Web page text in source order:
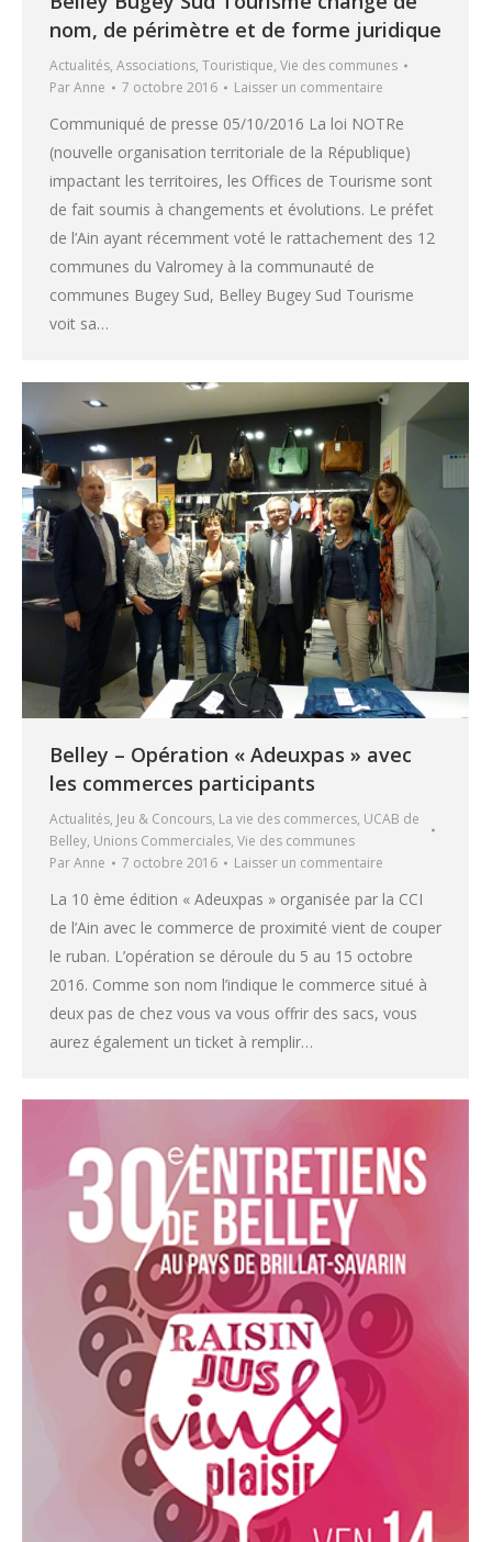
nom, de périmètre et de forme juridique
Actualités, Associations, Touristique, Vie des communes
ParAnne 7 octobre 2016 Laisser un commentaire
Communiqué de presse 05/10/2016 La loi NOTRe
(nouvelle organisation territoriale de la République)
impactant les territoires, les Offices de Tourisme sont
de fait soumis à changements et évolutions. Le préfet
de l’Ain ayant récemment voté le rattachement des 12
communes du Valromey à la communauté de
communes Bugey Sud, Belley Bugey Sud Tourisme
voit sa…
Belley – Opération « Adeuxpas » avec
les commerces participants
Actualités, Jeu & Concours, La vie des commerces, UCAB de
Belley, Unions Commerciales, Vie des communes
ParAnne 7 octobre 2016 Laisser un commentaire
La 10 ème édition « Adeuxpas » organisée par la CCI
de l’Ain avec le commerce de proximité vient de couper
le ruban. L’opération se déroule du 5 au 15 octobre
2016. Comme son nom l’indique le commerce situé à
deux pas de chez vous va vous offrir des sacs, vous
aurez également un ticket à remplir…